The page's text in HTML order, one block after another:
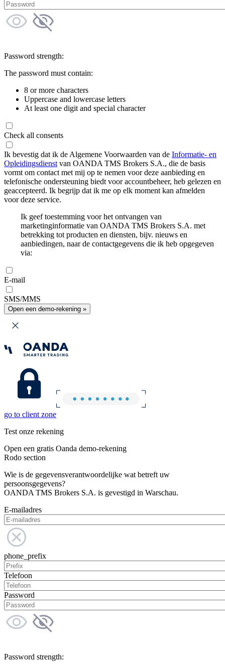
Password strength:
The password must contain:
8 or more characters
Uppercase and lowercase letters
At least one digit and special character
Check all consents
Ik bevestig dat ik de Algemene Voorwaarden van de Informatie- en
Opleidingsdienst van OANDA TMS Brokers S.A., die de basis
vormt om contact met mij op te nemen voor deze aanbieding en
telefonische ondersteuning biedt voor accountbeheer, heb gelezen en
geaccepteerd. Ik begrijp dat ik me op elk moment kan afmelden
voor deze service.
Ik geef toestemming voor het ontvangen van
marketinginformatie van OANDA TMS Brokers S.A. met
betrekking tot producten en diensten, bijv. nieuws en
aanbiedingen, naar de contactgegevens die ik heb opgegeven
via:
E-mail
SMS/MMS
Open een demo-rekening »
go to client zone
Test onze rekening
Open een gratis Oanda demo-rekening
Rodo section
Wie is de gegevensverantwoordelijke wat betreft uw
persoonsgegevens?
OANDA TMS Brokers S.A. is gevestigd in Warschau.
E-mailadres
phone_prefix
Telefoon
Password
Password strength: